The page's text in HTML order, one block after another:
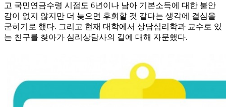
고 국민연금수령 시점도 6년이나 남아 기본소득에 대한 불안
감이 없지 않지만 더 늦으면 후회할 것 같다는 생각에 결심을
굳히기로 했다. 그리고 현재 대학에서 상담심리학과 교수로 있
는 친구를 찾아가 심리상담사의 길에 대해 자문했다.